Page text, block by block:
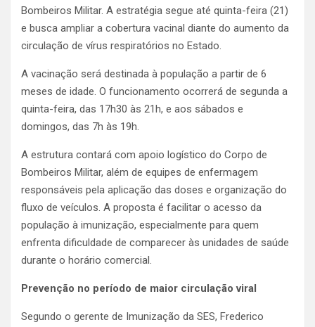
Bombeiros Militar. A estratégia segue até quinta-feira (21)
e busca ampliar a cobertura vacinal diante do aumento da
circulação de vírus respiratórios no Estado.
A vacinação será destinada à população a partir de 6
meses de idade. O funcionamento ocorrerá de segunda a
quinta-feira, das 17h30 às 21h, e aos sábados e
domingos, das 7h às 19h.
A estrutura contará com apoio logístico do Corpo de
Bombeiros Militar, além de equipes de enfermagem
responsáveis pela aplicação das doses e organização do
fluxo de veículos. A proposta é facilitar o acesso da
população à imunização, especialmente para quem
enfrenta dificuldade de comparecer às unidades de saúde
durante o horário comercial.
Prevenção no período de maior circulação viral
Segundo o gerente de Imunização da SES, Frederico